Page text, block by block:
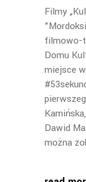
Filmy
filmowo-
Domu
miejsce
Dawid
można